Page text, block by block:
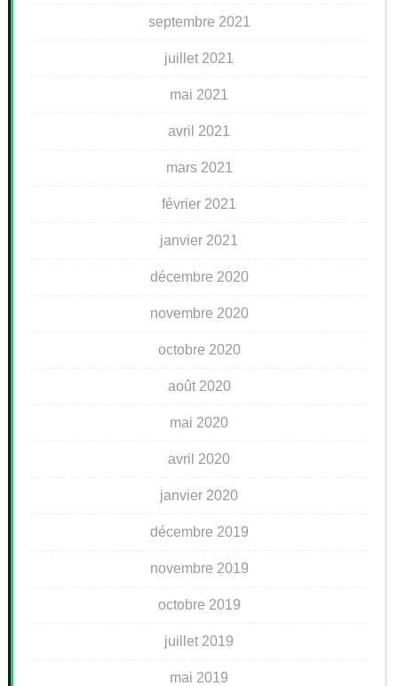
septembre 2021
juillet 2021
mai 2021
avril 2021
mars 2021
février 2021
janvier 2021
décembre 2020
novembre 2020
octobre 2020
août 2020
mai 2020
avril 2020
janvier 2020
décembre 2019
novembre 2019
octobre 2019
juillet 2019
mai 2019